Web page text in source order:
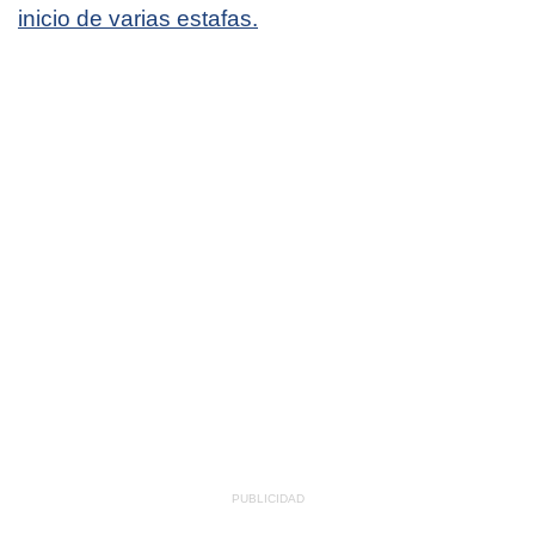
inicio de varias estafas.